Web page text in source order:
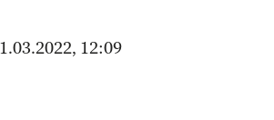
12:09
twitter
przyjaciela